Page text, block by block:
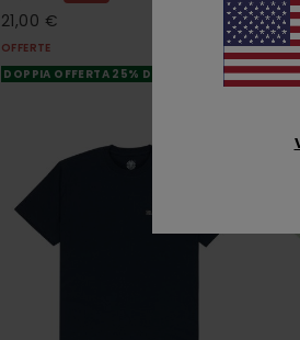
21,00 €
OFFERTE
DOPPIA OFFERTA 25% DI SCONTO EXTRA